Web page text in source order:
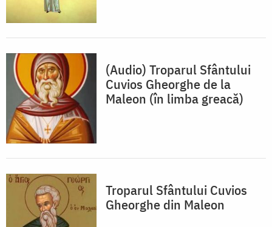
(Audio) Troparul Sfântului
Cuvios Gheorghe de la
Maleon (în limba greacă)
Troparul Sfântului Cuvios
Gheorghe din Maleon